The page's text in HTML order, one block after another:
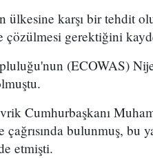
karşı bir tehdit
çözülmesi gerektiğini
(ECOWAS)
Cumhurbaşkanı
bulunmuş, bu
etmişti.